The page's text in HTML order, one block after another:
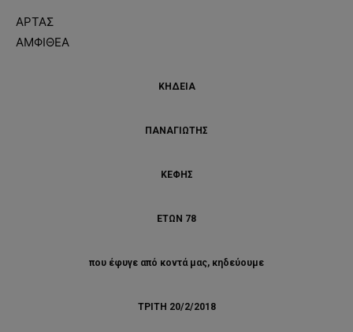
ΑΡΤΑΣ
ΑΜΦΙΘΕΑ
ΚΗΔΕΙΑ
ΠΑΝΑΓΙΩΤΗΣ
ΚΕΦΗΣ
ΕΤΩΝ 78
που έφυγε από κοντά μας, κηδεύουμε
ΤΡΙΤΗ 20/2/2018